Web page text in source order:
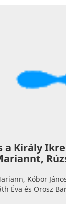
a Király
Kóbor
Éva és Orosz